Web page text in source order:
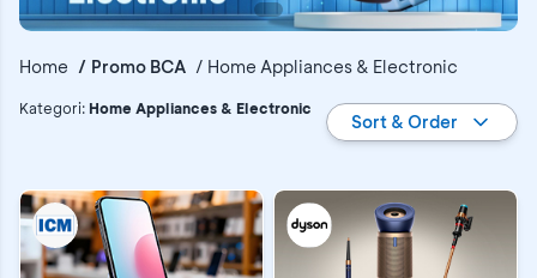
Home Promo BCA Home Appliances & Electronic
Promo BCA
Kategori: Home Appliances & Electronic
Sort & Order